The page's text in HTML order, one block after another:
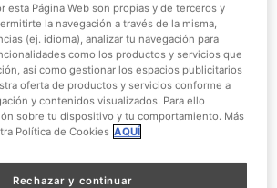
terror: vive el horror intensamente a
terror. Si creías que ya lo habías visto
esta atracción que te pondrá los
hará vivir una experiencia increíble
En el recorrido de este túnel te
y ¡te darán más de un susto!
esta Página Web son propias y de terceros y
la navegación a través de la misma,
(ej. idioma), analizar tu navegación para
como los productos y servicios que
así como gestionar los espacios publicitarios
oferta de productos y servicios conforme a
y contenidos visualizados. Para ello
sobre tu dispositivo y tu comportamiento. Más
Política de Cookies AQUÍ
Rechazar y continuar